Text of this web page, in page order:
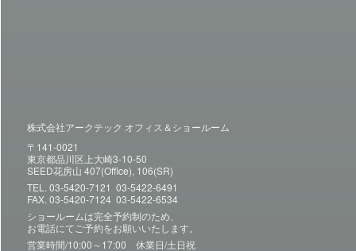
株式会社アークテック オフィス＆ショールーム
〒141-0021
東京都品川区上大崎3-10-50
SEED花房山 407(Office), 106(SR)
TEL. 03-5420-7121 03-5422-6491
FAX. 03-5420-7124 03-5422-6534
ショールームは完全予約制のため、
お電話にてご予約をお願いいたします。
営業時間/10:00～17:00 休業日/土日祝